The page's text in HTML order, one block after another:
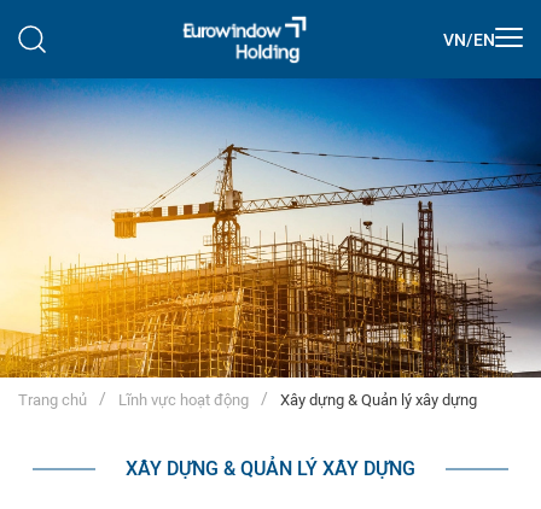
VN/EN
Trang chủ Lĩnh vực hoạt động Xây dựng & Quản lý xây dựng
XÂY DỰNG & QUẢN LÝ XÂY DỰNG